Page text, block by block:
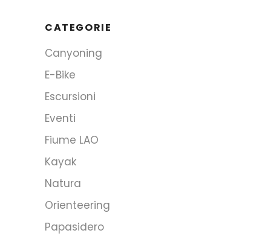
CATEGORIE
Canyoning
E-Bike
Escursioni
Eventi
Fiume LAO
Kayak
Natura
Orienteering
Papasidero